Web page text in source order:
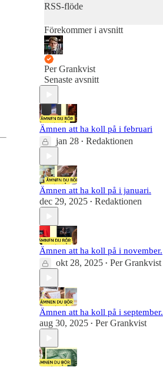
RSS-flöde
Förekommer i avsnitt
Per Grankvist
Senaste avsnitt
Ämnen att ha koll på i februari
jan 28 • Redaktionen
Ämnen att ha koll på i januari.
dec 29, 2025 • Redaktionen
Ämnen att ha koll på i november.
okt 28, 2025 • Per Grankvist
Ämnen att ha koll på i september.
aug 30, 2025 • Per Grankvist